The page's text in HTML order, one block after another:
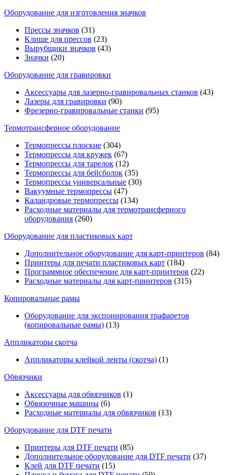
Оборудование для изготовления значков
Прессы значков (31)
Клише для прессов (23)
Вырубщики значков (43)
Значки (20)
Оборудование для гравировки
Аксессуары для лазерно-гравировальных станков (43)
Лазеры для гравировки (90)
Фрезерно-гравировальные станки (95)
Термотрансферное оборудование
Термопрессы плоские (304)
Термопрессы для кружек (67)
Термопрессы для тарелок (12)
Термопрессы для бейсболок (35)
Термопрессы универсальные (30)
Вакуумные термопрессы (47)
Каландровые термопрессы (134)
Расходные материалы для термотрансферного
оборудования (260)
Оборудование для пластиковых карт
Дополнительное оборудование для карт-принтеров (84)
Принтеры для печати пластиковых карт (184)
Программное обеспечение для карт-принтеров (22)
Расходные материалы для карт-принтеров (315)
Копировальные рамы
Оборудование для экспонирования трафаретов
(копировальные рамы) (13)
Аппликаторы скотча
Аппликаторы клейкой ленты (скотча) (1)
Обвязчики
Аксессуары для обвязчиков (1)
Обвязочные машины (6)
Расходные материалы для обвязчиков (13)
Оборудование для DTF печати
Принтеры для DTF печати (85)
Дополнительное оборудование для DTF печати (37)
Клей для DTF печати (15)